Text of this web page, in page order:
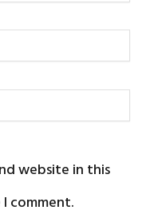
website in this
comment.